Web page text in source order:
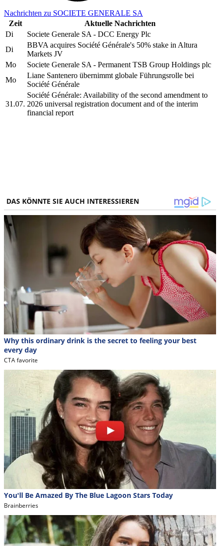
Nachrichten zu SOCIETE GENERALE SA
Zeit
Aktuelle Nachrichten
Di
Societe Generale SA - DCC Energy Plc
Di
BBVA acquires Société Générale's 50% stake in Altura
Markets JV
Mo
Societe Generale SA - Permanent TSB Group Holdings plc
Mo
Liane Santenero übernimmt globale Führungsrolle bei
Société Générale
31.07.
Société Générale: Availability of the second amendment to
2026 universal registration document and of the interim
financial report